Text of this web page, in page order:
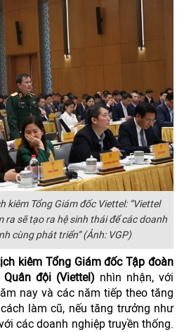
kiêm Tổng Giám đốc Viettel: “Viettel
sẽ tạo ra hệ sinh thái để các doanh
cùng phát triển” (Ảnh: VGP)
kiêm Tổng Giám đốc Tập đoàn
đội (Viettel) nhìn nhận, với
nay và các năm tiếp theo tăng
làm cũ, nếu tăng trưởng như
các doanh nghiệp truyền thống.